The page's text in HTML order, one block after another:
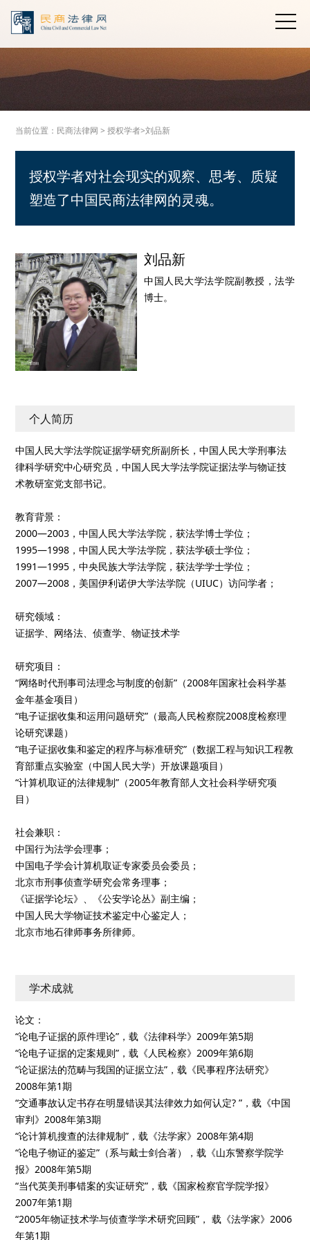
当前位置： 民商法律网 >授权学者>刘品新
授权学者对社会现实的观察、思考、质疑
塑造了中国民商法律网的灵魂。
刘品新
中国人民大学法学院副教授，法学
博士。
个人简历
中国人民大学法学院证据学研究所副所长，中国人民大学刑事法
律科学研究中心研究员，中国人民大学法学院证据法学与物证技
术教研室党支部书记。
教育背景：
2000—2003，中国人民大学法学院，获法学博士学位；
1995—1998，中国人民大学法学院，获法学硕士学位；
1991—1995，中央民族大学法学院，获法学学士学位；
2007—2008，美国伊利诺伊大学法学院（UIUC）访问学者；
研究领域：
证据学、网络法、侦查学、物证技术学
研究项目：
“网络时代刑事司法理念与制度的创新”（2008年国家社会科学基
金年基金项目）
“电子证据收集和运用问题研究”（最高人民检察院2008度检察理
论研究课题）
“电子证据收集和鉴定的程序与标准研究”（数据工程与知识工程教
育部重点实验室（中国人民大学）开放课题项目）
“计算机取证的法律规制”（2005年教育部人文社会科学研究项
目）
社会兼职：
中国行为法学会理事；
中国电子学会计算机取证专家委员会委员；
北京市刑事侦查学研究会常务理事；
《证据学论坛》、《公安学论丛》副主编；
中国人民大学物证技术鉴定中心鉴定人；
北京市地石律师事务所律师。
学术成就
论文：
“论电子证据的原件理论”，载《法律科学》2009年第5期
“论电子证据的定案规则”，载《人民检察》2009年第6期
“论证据法的范畴与我国的证据立法”，载《民事程序法研究》
2008年第1期
“交通事故认定书存在明显错误其法律效力如何认定? ”，载《中国
审判》2008年第3期
“论计算机搜查的法律规制”，载《法学家》2008年第4期
“论电子物证的鉴定”（系与戴士剑合著），载《山东警察学院学
报》2008年第5期
“当代英美刑事错案的实证研究”，载《国家检察官学院学报》
2007年第1期
“2005年物证技术学与侦查学学术研究回顾”， 载《法学家》2006
年第1期